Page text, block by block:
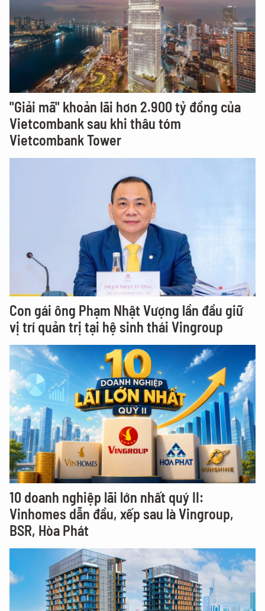
"Giải mã" khoản lãi hơn 2.900 tỷ đồng của
Vietcombank sau khi thâu tóm
Vietcombank Tower
Con gái ông Phạm Nhật Vượng lần đầu giữ
vị trí quản trị tại hệ sinh thái Vingroup
10 doanh nghiệp lãi lớn nhất quý II:
Vinhomes dẫn đầu, xếp sau là Vingroup,
BSR, Hòa Phát